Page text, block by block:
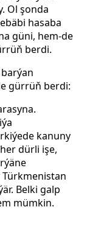
Ol şonda
hasaba
güni, hem-de
berdi.
gürrüň berdi:
kanuny
dürli işe,
Belki galp
mümkin.